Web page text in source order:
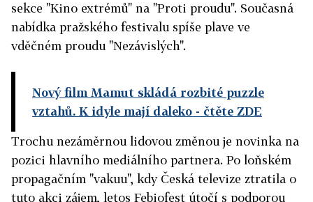
sekce "Kino extrémů" na "Proti proudu". Současná
nabídka pražského festivalu spíše plave ve
vděčném proudu "Nezávislých".
Nový film Mamut skládá rozbité puzzle
vztahů. K idyle mají daleko - čtěte ZDE
Trochu nezáměrnou lidovou změnou je novinka na
pozici hlavního mediálního partnera. Po loňském
propagačním "vakuu", kdy Česká televize ztratila o
tuto akci zájem, letos Febiofest útočí s podporou